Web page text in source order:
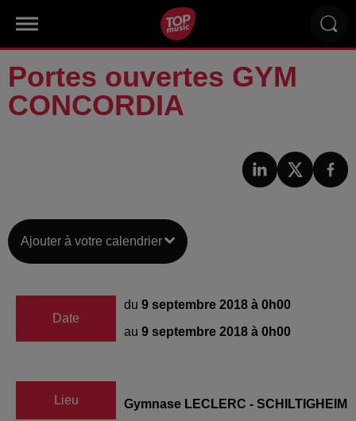
Portes ouvertes GYM
CONCORDIA
Ajouter à votre calendrier
Date
du 9 septembre 2018 à 0h00
au 9 septembre 2018 à 0h00
Lieu Gymnase LECLERC - SCHILTIGHEIM